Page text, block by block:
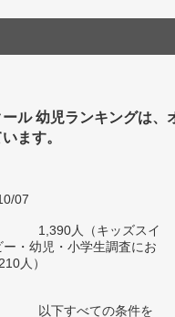
ル 幼児ランキングは、
ます。
07
1,390人（キッズスイ
・幼児・小学生調査にお
人）
以下すべての条件を